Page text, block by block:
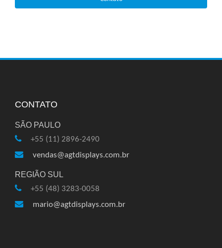
CONTATO
SÃO PAULO
+55 (11) 2896-2490
vendas@agtdisplays.com.br
REGIÃO SUL
+55 (48) 3283-0058
mario@agtdisplays.com.br